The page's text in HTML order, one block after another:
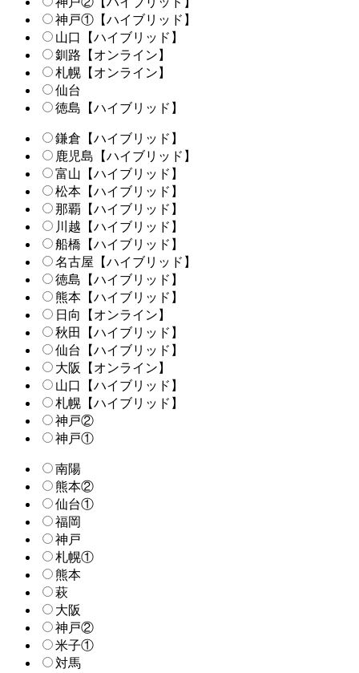
神戸①【ハイブリッド】
山口【ハイブリッド】
釧路【オンライン】
札幌【オンライン】
仙台
徳島【ハイブリッド】
鎌倉【ハイブリッド】
鹿児島【ハイブリッド】
富山【ハイブリッド】
松本【ハイブリッド】
那覇【ハイブリッド】
川越【ハイブリッド】
船橋【ハイブリッド】
名古屋【ハイブリッド】
徳島【ハイブリッド】
熊本【ハイブリッド】
日向【オンライン】
秋田【ハイブリッド】
仙台【ハイブリッド】
大阪【オンライン】
山口【ハイブリッド】
札幌【ハイブリッド】
神戸②
神戸①
南陽
熊本②
仙台①
福岡
神戸
札幌①
熊本
萩
大阪
神戸②
米子①
対馬